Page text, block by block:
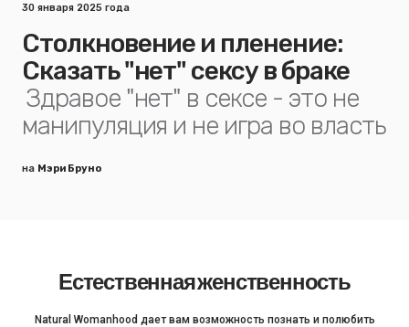
30 января 2025 года
Столкновение и пленение:
Сказать "нет" сексу в браке
Здравое "нет" в сексе - это не
манипуляция и не игра во власть
на Мэри Бруно
Естественная женственность
Natural Womanhood дает вам возможность познать и полюбить